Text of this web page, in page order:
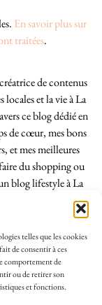
telles que les cookies
de consentir à ces
comportement de
ou de retirer son
et fonctions.
En savoir plus sur
traitées.
de contenus
locales et la vie à La
ce blog dédié en
de cœur, mes bons
et mes meilleures
du shopping ou
blog lifestyle à La
endroit. Que vous
j’espère que mes
un·e vrai·e